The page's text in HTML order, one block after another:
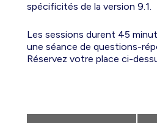
spécificités de la version 9.1.
Les sessions durent 45
une séance de questions-
Réservez votre place ci-